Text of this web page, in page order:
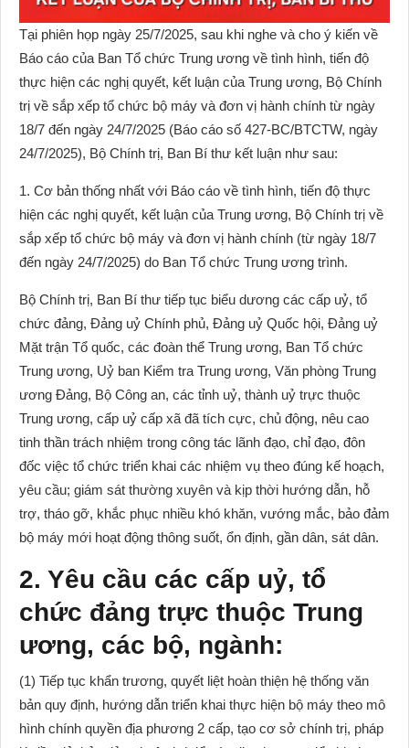
Tại phiên họp ngày 25/7/2025, sau khi nghe và cho ý kiến về
Báo cáo của Ban Tổ chức Trung ương về tình hình, tiến độ
thực hiện các nghị quyết, kết luận của Trung ương, Bộ Chính
trị về sắp xếp tổ chức bộ máy và đơn vị hành chính từ ngày
18/7 đến ngày 24/7/2025 (Báo cáo số 427-BC/BTCTW, ngày
24/7/2025), Bộ Chính trị, Ban Bí thư kết luận như sau:
1. Cơ bản thống nhất với Báo cáo về tình hình, tiến độ thực
hiện các nghị quyết, kết luận của Trung ương, Bộ Chính trị về
sắp xếp tổ chức bộ máy và đơn vị hành chính (từ ngày 18/7
đến ngày 24/7/2025) do Ban Tổ chức Trung ương trình.
Bộ Chính trị, Ban Bí thư tiếp tục biểu dương các cấp uỷ, tổ
chức đảng, Đảng uỷ Chính phủ, Đảng uỷ Quốc hội, Đảng uỷ
Mặt trận Tổ quốc, các đoàn thể Trung ương, Ban Tổ chức
Trung ương, Uỷ ban Kiểm tra Trung ương, Văn phòng Trung
ương Đảng, Bộ Công an, các tỉnh uỷ, thành uỷ trực thuộc
Trung ương, cấp uỷ cấp xã đã tích cực, chủ động, nêu cao
tinh thần trách nhiệm trong công tác lãnh đạo, chỉ đạo, đôn
đốc việc tổ chức triển khai các nhiệm vụ theo đúng kế hoạch,
yêu cầu; giám sát thường xuyên và kịp thời hướng dẫn, hỗ
trợ, tháo gỡ, khắc phục nhiều khó khăn, vướng mắc, bảo đảm
bộ máy mới hoạt động thông suốt, ổn định, gần dân, sát dân.
2. Yêu cầu các cấp uỷ, tổ
chức đảng trực thuộc Trung
ương, các bộ, ngành:
(1) Tiếp tục khẩn trương, quyết liệt hoàn thiện hệ thống văn
bản quy định, hướng dẫn triển khai thực hiện bộ máy theo mô
hình chính quyền địa phương 2 cấp, tạo cơ sở chính trị, pháp